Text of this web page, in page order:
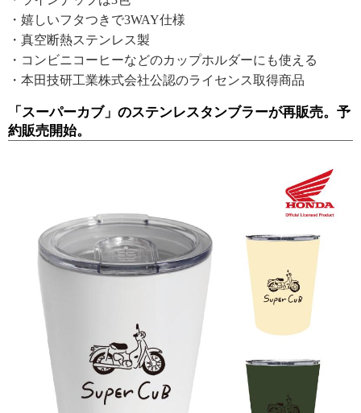
・嬉しいフタつきで3WAY仕様
・真空断熱ステンレス製
・コンビニコーヒーなどのカップホルダーにも使える
・本田技研工業株式会社公認のライセンス取得商品
「スーパーカブ」のステンレスタンブラーが再販売。予
約販売開始。